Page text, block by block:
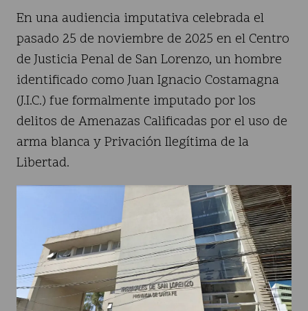
En una audiencia imputativa celebrada el
pasado 25 de noviembre de 2025 en el Centro
de Justicia Penal de San Lorenzo, un hombre
identificado como Juan Ignacio Costamagna
(J.I.C.) fue formalmente imputado por los
delitos de Amenazas Calificadas por el uso de
arma blanca y Privación Ilegítima de la
Libertad.